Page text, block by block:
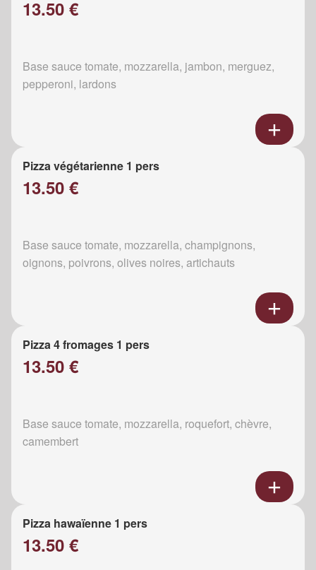
13.50 €
Base sauce tomate, mozzarella, jambon, merguez,
pepperoni, lardons
Pizza végétarienne 1 pers
13.50 €
Base sauce tomate, mozzarella, champignons,
oignons, poivrons, olives noires, artichauts
Pizza 4 fromages 1 pers
13.50 €
Base sauce tomate, mozzarella, roquefort, chèvre,
camembert
Pizza hawaïenne 1 pers
13.50 €